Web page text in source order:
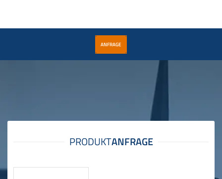
ANFRAGE